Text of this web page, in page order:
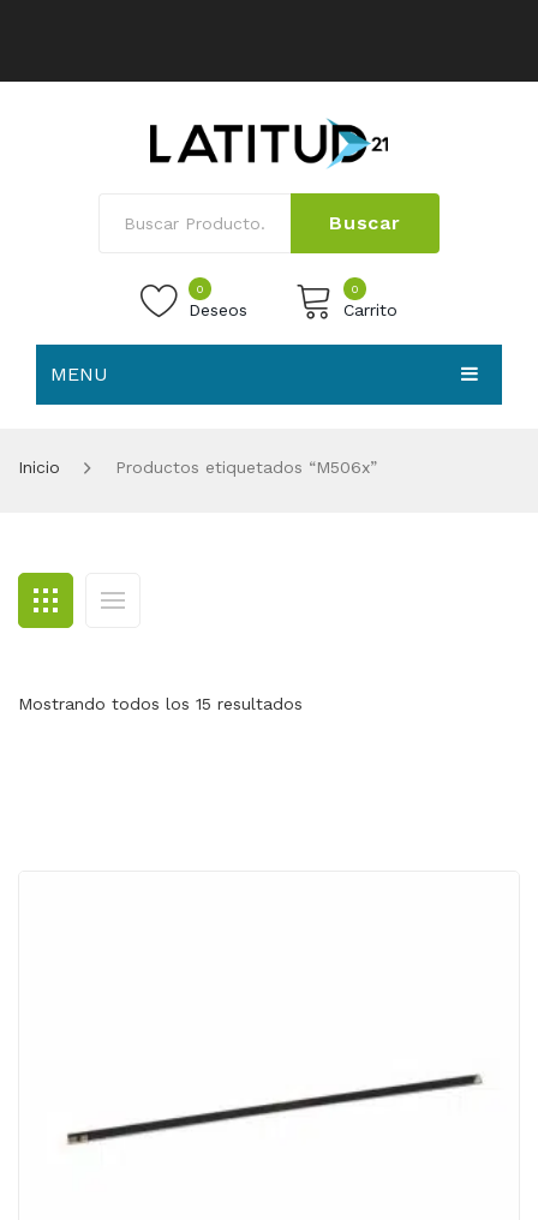
Buscar
0
Deseos
0
Carrito
MENU
BLOG
CONTACTO
Inicio Productos etiquetados “M506x”
Mostrando todos los 15 resultados